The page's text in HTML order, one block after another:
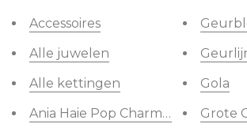
Accessoires
Alle juwelen
Alle kettingen
Ania Haie Pop Charms - Bedels
Gola
Grote